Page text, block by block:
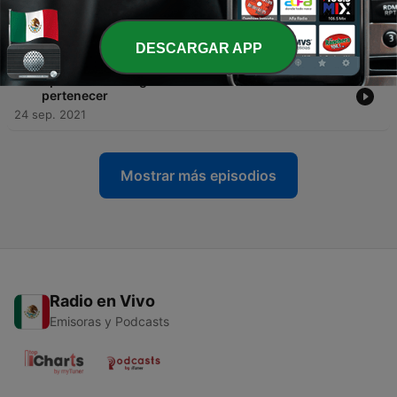
15 - Episodio 14. Julio Llópiz-Casal: asumir los vacíos
de memoria como espacios de libertad
26 oct. 2021
14 - Episodio 13. Jorge Molina: la ética de no
pertenecer
24 sep. 2021
Mostrar más episodios
Radio en Vivo
Emisoras y Podcasts
DESCARGAR APP